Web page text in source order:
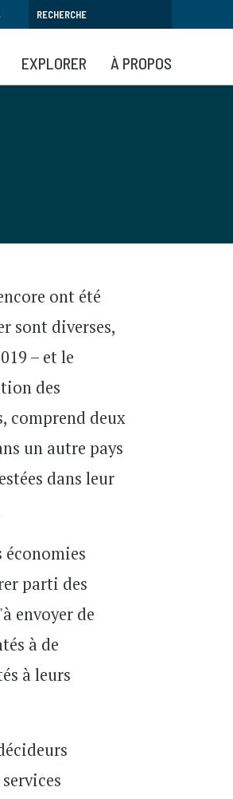
EXPLORER À PROPOS
ont été
sont diverses,
– et le
des
comprend deux
un autre pays
dans leur
parti des
envoyer de
à de
à leurs